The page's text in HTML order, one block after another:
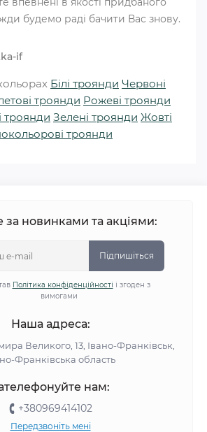
будемо раді бачити Вас знову.
if
Білі троянди Червоні
троянди Рожеві троянди
троянди Зелені троянди Жовті
троянди
за новинками та акціями:
Підпишіться
Політика конфіденційності і згоден з
вимогами
Наша адреса:
Великого, 13, Івано-Франківськ,
Франківська область
нам:
+380969414102
Передзвоніть мені